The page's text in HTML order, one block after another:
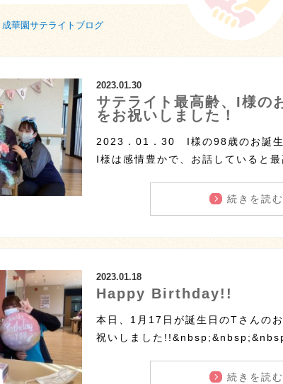
成華園サテライトブログ
2023.01.30
サテライト最高齢、I様の
をお祝いしました！
2023．01．30 I様の98歳のお誕
Ⅰ様は感情豊かで、お話していると最
続きを読む
2023.01.18
Happy Birthday!!
本日、1月17日が誕生日のTさんの
祝いしました
続きを読む